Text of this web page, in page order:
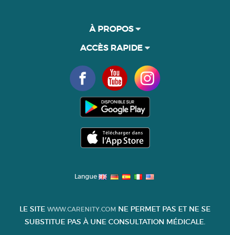
À PROPOS
ACCÈS RAPIDE
Langue
LE SITE WWW.CARENITY.COM NE PERMET PAS ET NE SE
SUBSTITUE PAS À UNE CONSULTATION MÉDICALE.